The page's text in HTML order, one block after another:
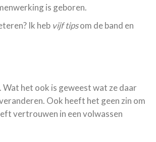
is geboren.
Ik heb vijf tipsom de band en
het ook is geweest wat ze daar
Ook heeft het geen zin om
vertrouwen in een volwassen